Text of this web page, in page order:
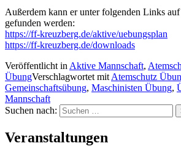
Außerdem kann er unter folgenden Links
gefunden werden:
https://ff-kreuzberg.de/aktive/uebungsplan
https://ff-kreuzberg.de/downloads
Veröffentlicht in Aktive Mannschaft,
ÜbungVerschlagwortet mit Atemschutz
Gemeinschaftsübung, Maschinisten Übung,
Mannschaft
Suchen nach:
Veranstaltungen